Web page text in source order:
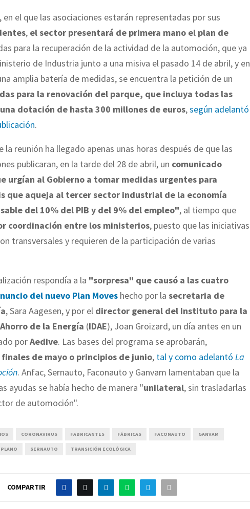
en el que las asociaciones estarán representadas por sus
, el sector presentará de primera mano el plan de
para la recuperación de la actividad de la automoción, que ya
de Industria junto a una misiva el pasado 14 de abril, y en
amplia batería de medidas, se encuentra la petición de un
para la renovación del parque, que incluya todas las
dotación de hasta 300 millones de euros,según adelantó
.
la reunión ha llegado apenas unas horas después de que las
publicaran, en la tarde del 28 de abril, un comunicado
urgían al Gobierno a tomar medidas urgentes para
que aqueja al tercer sector industrial de la economía
del 10% del PIB y del 9% del empleo", al tiempo que
coordinación entre los ministerios, puesto que las iniciativas
transversales y requieren de la participación de varias
respondía a la "sorpresa" que causó a las cuatro
del nuevo Plan Moves hecho por la secretaria de
, Sara Aagesen, y por el director general del Instituto para la
de la Energía (IDAE), Joan Groizard, un día antes en un
porAedive. Las bases del programa se aprobarán,
finales de mayo o principios de junio, tal y como adelantó La
. Anfac, Sernauto, Faconauto y Ganvam lamentaban que la
ayudas se había hecho de manera "unilateral, sin trasladarlas
de automoción".
CORONAVIRUS FABRICANTES FÁBRICAS FACONAUTO GANVAM
SERNAUTO TRANSICIÓN ECOLÓGICA
COMPARTIR